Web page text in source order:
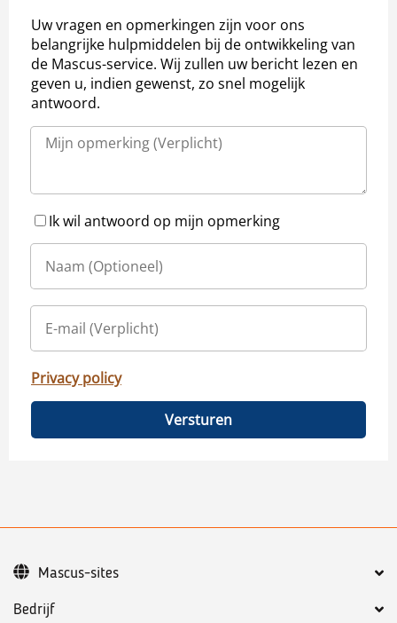
Uw vragen en opmerkingen zijn voor ons
belangrijke hulpmiddelen bij de ontwikkeling van
de Mascus-service. Wij zullen uw bericht lezen en
geven u, indien gewenst, zo snel mogelijk
antwoord.
Ik wil antwoord op mijn opmerking
Privacy policy
Versturen
Bedrijf
Mascus-sites